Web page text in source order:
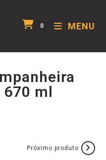
0 MENU
670 ml
Próximo produto